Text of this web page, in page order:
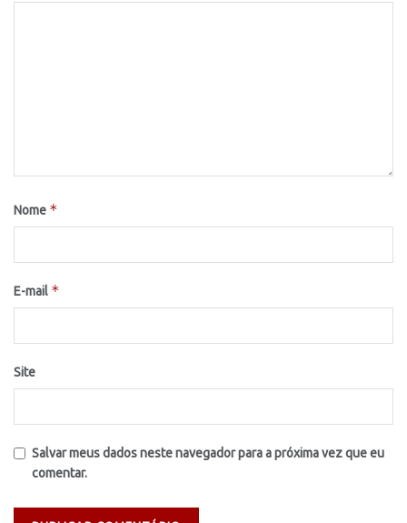
Nome *
E-mail *
Site
Salvar meus dados neste navegador para a próxima vez que eu
comentar.